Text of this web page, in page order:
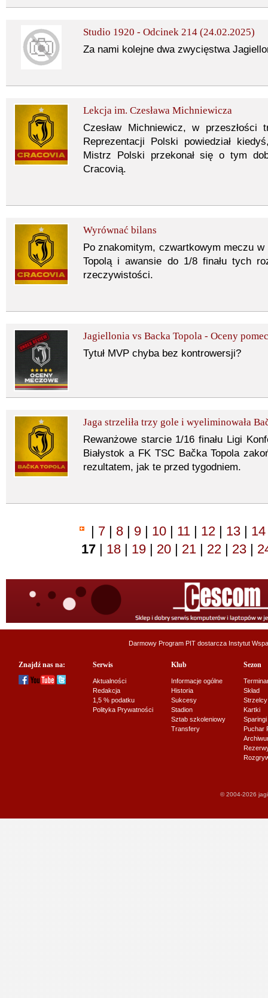
Studio 1920 - Odcinek 214 (24.02.2025)
Za nami kolejne dwa zwycięstwa
Lekcja im. Czesława Michniewicza
Czesław Michniewicz, w przeszłości
Reprezentacji Polski powiedział
Mistrz Polski przekonał się o tym
Cracovią.
Wyrównać bilans
Po znakomitym, czwartkowym meczu
Topolą i awansie do 1/8 finału tych
rzeczywistości.
Jagiellonia vs Backa Topola - Oceny
Tytuł MVP chyba bez kontrowersji?
Jaga strzeliła trzy gole i wyeliminowała
Rewanżowe starcie 1/16 finału Ligi
Białystok a FK TSC Bačka Topola
rezultatem, jak te przed tygodniem.
| 7 | 8 | 9 | 10 | 11 | 12 | 13 |
17 | 18 | 19 | 20 | 21 | 22 | 23 |
Darmowy Program PIT dostarcza Instytut
Znajdź nas na: Serwis
Aktualności
Redakcja
1,5 % podatku
Polityka Prywatności
Klub
Informacje ogólne
Historia
Sukcesy
Stadion
Sztab szkoleniowy
Transfery
Sezon
Skład
Strzelcy
Kartki
Sparingi
Puchar
© 2004-2026